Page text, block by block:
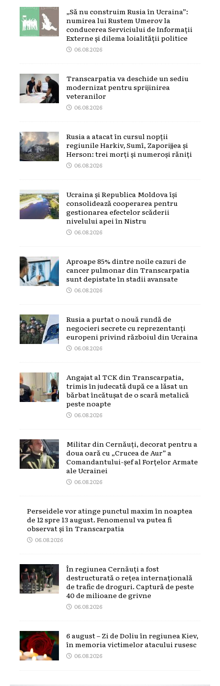
„Să nu construim Rusia în Ucraina”:
numirea lui Rustem Umerov la
conducerea Serviciului de Informații
Externe și dilema loialității politice
06.08.2026
Transcarpatia va deschide un sediu
modernizat pentru sprijinirea
veteranilor
06.08.2026
Rusia a atacat în cursul nopții
regiunile Harkiv, Sumî, Zaporijjea și
Herson: trei morți și numeroși răniți
06.08.2026
Ucraina și Republica Moldova își
consolidează cooperarea pentru
gestionarea efectelor scăderii
nivelului apei în Nistru
06.08.2026
Aproape 85% dintre noile cazuri de
cancer pulmonar din Transcarpatia
sunt depistate în stadii avansate
06.08.2026
Rusia a purtat o nouă rundă de
negocieri secrete cu reprezentanți
europeni privind războiul din Ucraina
06.08.2026
Angajat al TCK din Transcarpatia,
trimis în judecată după ce a lăsat un
bărbat încătușat de o scară metalică
peste noapte
06.08.2026
Militar din Cernăuți, decorat pentru a
doua oară cu „Crucea de Aur” a
Comandantului-șef al Forțelor Armate
ale Ucrainei
06.08.2026
Perseidele vor atinge punctul maxim în noaptea
de 12 spre 13 august. Fenomenul va putea fi
observat și în Transcarpatia
06.08.2026
În regiunea Cernăuți a fost
destructurată o rețea internațională
de trafic de droguri. Captură de peste
40 de milioane de grivne
06.08.2026
6 august – Zi de Doliu în regiunea Kiev,
în memoria victimelor atacului rusesc
06.08.2026